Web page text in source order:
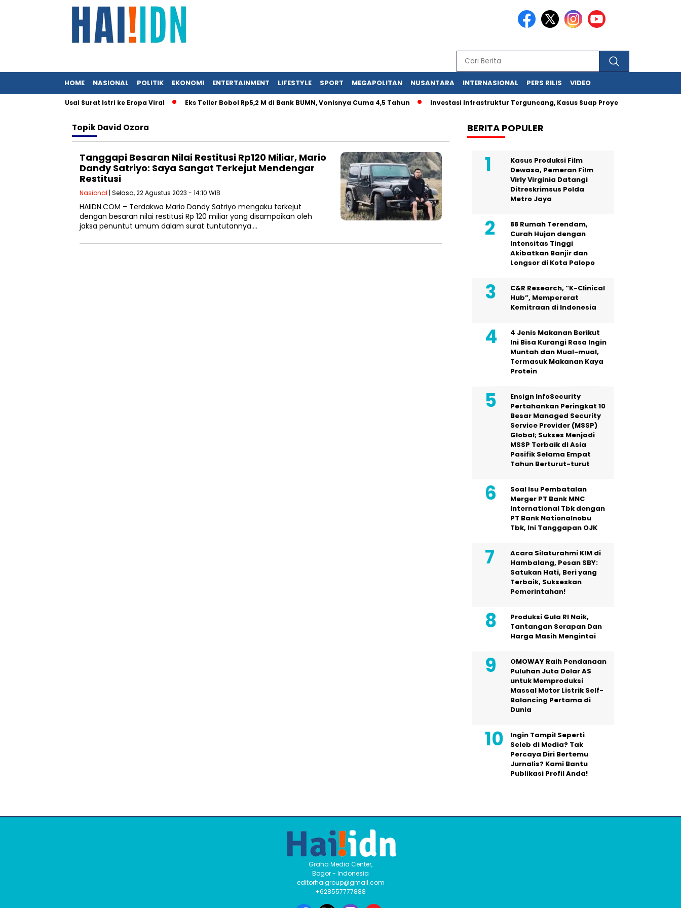
HOME NASIONAL POLITIK EKONOMI ENTERTAINMENT LIFESTYLE SPORT MEGAPOLITAN NUSANTARA INTERNASIONAL PERS RILIS VIDEO
Menteri UMKM Usai Surat Istri ke Eropa Viral Eks Teller Bobol Rp5,2 M di Bank BUMN, Vonisnya Cuma 4,5 Tahun Investasi Infrastruktur Terguncang, Kasus Suap Proyek Jalan Sumut
TopikDavid Ozora
Tanggapi Besaran Nilai Restitusi Rp120 Miliar, Mario
Dandy Satriyo: Saya Sangat Terkejut Mendengar
Restitusi
Nasional | Selasa, 22 Agustus 2023 - 14:10 WIB
HAIIDN.COM – Terdakwa Mario Dandy Satriyo mengaku terkejut
dengan besaran nilai restitusi Rp 120 miliar yang disampaikan oleh
jaksa penuntut umum dalam surat tuntutannya….
BERITA POPULER
Kasus Produksi Film
Dewasa, Pemeran Film
Virly Virginia Datangi
Ditreskrimsus Polda
Metro Jaya
88 Rumah Terendam,
Curah Hujan dengan
Intensitas Tinggi
Akibatkan Banjir dan
Longsor di Kota Palopo
C&R Research, “K-Clinical
Hub”, Mempererat
Kemitraan di Indonesia
4 Jenis Makanan Berikut
Ini Bisa Kurangi Rasa Ingin
Muntah dan Mual-mual,
Termasuk Makanan Kaya
Protein
Ensign InfoSecurity
Pertahankan Peringkat 10
Besar Managed Security
Service Provider (MSSP)
Global; Sukses Menjadi
MSSP Terbaik di Asia
Pasifik Selama Empat
Tahun Berturut-turut
Soal Isu Pembatalan
Merger PT Bank MNC
International Tbk dengan
PT Bank Nationalnobu
Tbk, Ini Tanggapan OJK
Acara Silaturahmi KIM di
Hambalang, Pesan SBY:
Satukan Hati, Beri yang
Terbaik, Sukseskan
Pemerintahan!
Produksi Gula RI Naik,
Tantangan Serapan Dan
Harga Masih Mengintai
OMOWAY Raih Pendanaan
Puluhan Juta Dolar AS
untuk Memproduksi
Massal Motor Listrik Self-
Balancing Pertama di
Dunia
Ingin Tampil Seperti
Seleb di Media? Tak
Percaya Diri Bertemu
Jurnalis? Kami Bantu
Publikasi Profil Anda!
Graha Media Center,
Bogor - Indonesia
editorhaigroup@gmail.com
+628557777888